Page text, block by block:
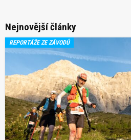
Nejnovější články
REPORTÁŽE ZE ZÁVODŮ